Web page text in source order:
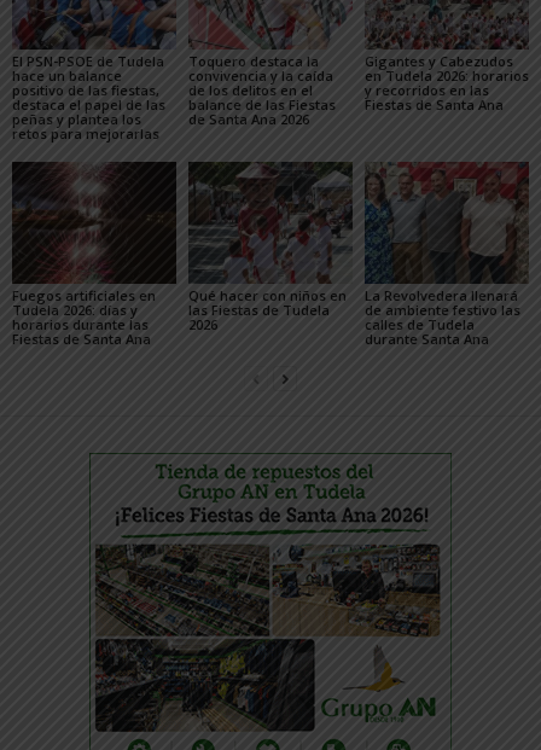
El PSN-PSOE de Tudela
hace un balance
positivo de las fiestas,
destaca el papel de las
peñas y plantea los
retos para mejorarlas
Toquero destaca la
convivencia y la caída
de los delitos en el
balance de las Fiestas
de Santa Ana 2026
Gigantes y Cabezudos
en Tudela 2026: horarios
y recorridos en las
Fiestas de Santa Ana
Fuegos artificiales en
Tudela 2026: días y
horarios durante las
Fiestas de Santa Ana
Qué hacer con niños en
las Fiestas de Tudela
2026
La Revolvedera llenará
de ambiente festivo las
calles de Tudela
durante Santa Ana